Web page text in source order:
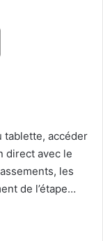
tablette, accéder
direct avec le
les
de l’étape…